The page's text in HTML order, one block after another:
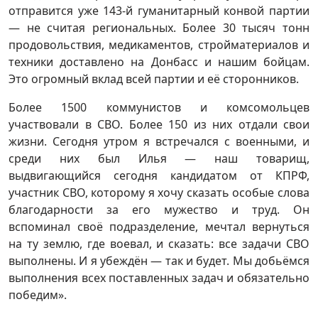
отправится уже 143-й гуманитарный конвой партии
— не считая региональных. Более 30 тысяч тонн
продовольствия, медикаментов, стройматериалов и
техники доставлено на Донбасс и нашим бойцам.
Это огромный вклад всей партии и её сторонников.
Более 1500 коммунистов и комсомольцев
участвовали в СВО. Более 150 из них отдали свои
жизни. Сегодня утром я встречался с военными, и
среди них был Илья — наш товарищ,
выдвигающийся сегодня кандидатом от КПРФ,
участник СВО, которому я хочу сказать особые слова
благодарности за его мужество и труд. Он
вспоминал своё подразделение, мечтал вернуться
на ту землю, где воевал, и сказать: все задачи СВО
выполнены. И я убеждён — так и будет. Мы добьёмся
выполнения всех поставленных задач и обязательно
победим».